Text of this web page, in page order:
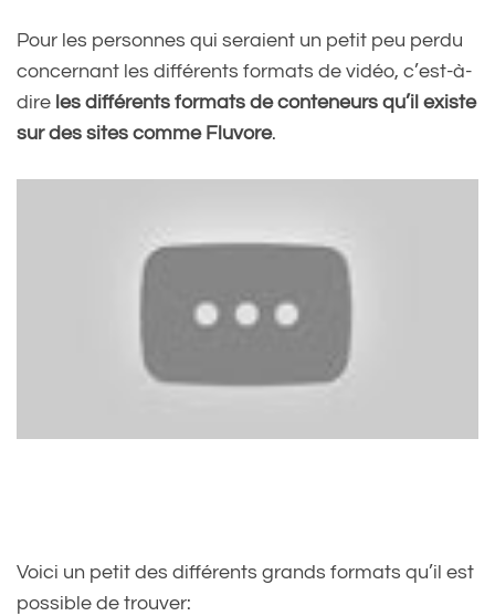
Pour les personnes qui seraient un petit peu perdu
concernant les différents formats de vidéo, c’est-à-
dire les différents formats de conteneurs qu’il existe
sur des sites comme Fluvore.
Voici un petit des différents grands formats qu’il est
possible de trouver: